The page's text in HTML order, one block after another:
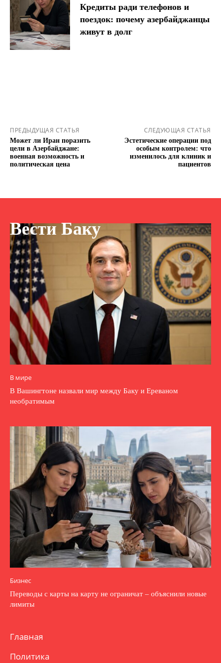
Кредиты ради телефонов и
поездок: почему азербайджанцы
живут в долг
ПРЕДЫДУЩАЯ СТАТЬЯ
Может ли Иран поразить
цели в Азербайджане:
военная возможность и
политическая цена
СЛЕДУЮЩАЯ СТАТЬЯ
Эстетические операции под
особым контролем: что
изменилось для клиник и
пациентов
Вести Баку
В мире
В Вашингтоне назвали мир между Баку и Ереваном
необратимым
Бизнес
Переводы с карты на карту не ограничат – объяснили новые
лимиты
Главная
Политика